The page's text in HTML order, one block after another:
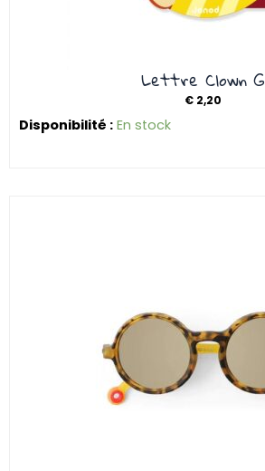
Lettre Clown G
€2,20
Disponibilité : En stock